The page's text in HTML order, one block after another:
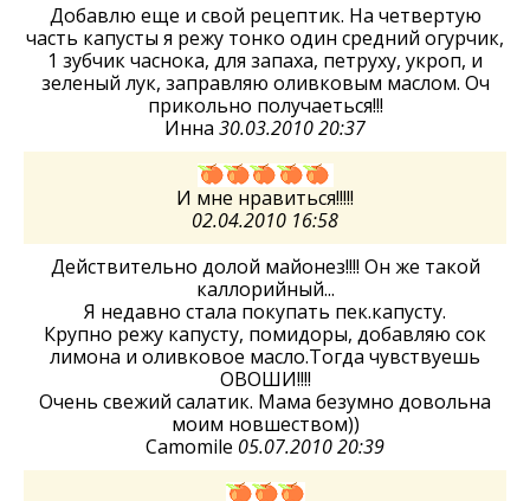
Добавлю еще и свой рецептик. На четвертую
часть капусты я режу тонко один средний огурчик,
1 зубчик часнока, для запаха, петруху, укроп, и
зеленый лук, заправляю оливковым маслом. Оч
прикольно получаеться!!!
Инна 30.03.2010 20:37
И мне нравиться!!!!!
02.04.2010 16:58
Действительно долой майонез!!!! Он же такой
каллорийный...
Я недавно стала покупать пек.капусту.
Крупно режу капусту, помидоры, добавляю сок
лимона и оливковое масло.Тогда чувствуешь
ОВОШИ!!!!
Очень свежий салатик. Мама безумно довольна
моим новшеством))
Camomile 05.07.2010 20:39